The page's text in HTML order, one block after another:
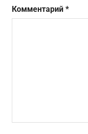
Комментарий *